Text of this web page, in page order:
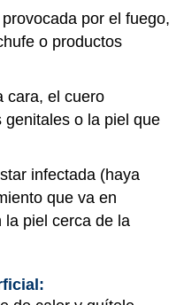
por el fuego,
o productos
cara, el cuero
o la piel que
infectada (haya
que va en
la piel cerca de la